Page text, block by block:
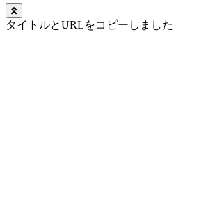
タイトルとURLをコピーしました